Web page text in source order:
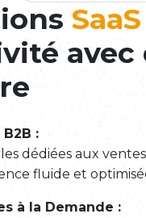
SaaS
:
dédiées aux
fluide et
à la Demande :